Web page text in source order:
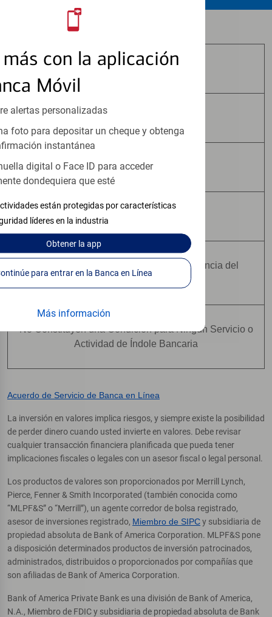
con la aplicación
Móvil
alertas personalizadas
foto para depositar un cheque y obtenga
instantánea
digital o Face ID para acceder
dondequiera que esté
están protegidas por características
líderes en la industria
Obtenerla app
Continúe para entrar en la Banca en Línea
Más información
Los productos de inversión y seguros:
No Están Asegurados por FDIC
Pueden Perder Valor
No Constituyen Depósitos
No Están Asegurados Por Ninguna Agencia del
No Constituyen una Condición para Ningún Servicio o
Actividad de Índole Bancaria
Acuerdo de Servicio de Banca en Línea
La inversión en valores implica riesgos, y siempre existe la posibilidad
de perder dinero cuando usted invierte en valores. Debe revisar
cualquier transacción financiera planificada que pueda tener
implicaciones fiscales o legales con un asesor fiscal o legal personal.
Los productos de valores son proporcionados por Merrill Lynch,
Pierce, Fenner & Smith Incorporated (también conocida como
“MLPF&S” o “Merrill”), un agente corredor de bolsa registrado,
asesor de inversiones registrado, Miembro de SIPCy subsidiaria de
propiedad absoluta de Bank of America Corporation. MLPF&S pone
a disposición determinados productos de inversión patrocinados,
administrados, distribuidos o proporcionados por compañías que
son afiliadas de Bank of America Corporation.
Bank of America Private Bank es una división de Bank of America,
N.A., Miembro de FDIC y subsidiaria de propiedad absoluta de Bank